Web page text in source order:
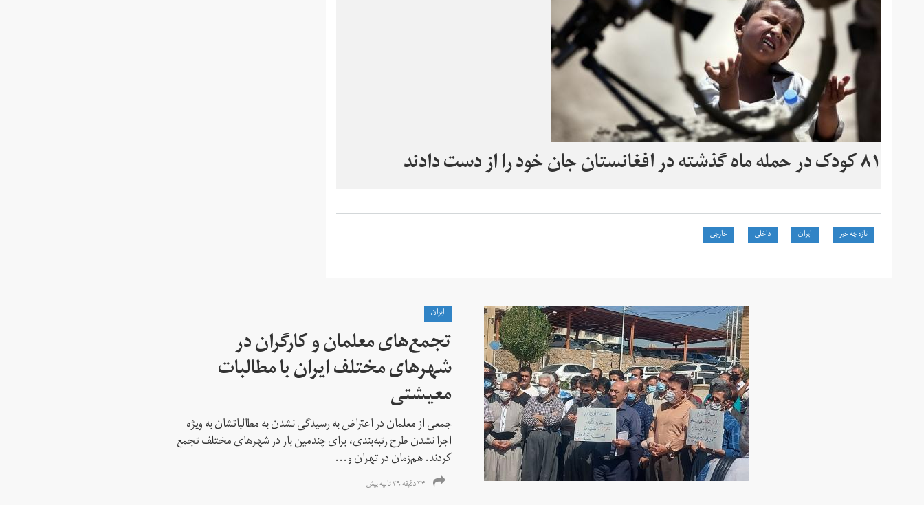
۸۱ کودک در حمله ماه گذشته در افغانستان جان خود را از دست دادند
تازه چه خبر ایران داخلی خارجی
ايران
تجمع‌های معلمان و کارگران در
شهرهای مختلف ایران با مطالبات
معیشتی
جمعی از معلمان در اعتراض به رسیدگی نشدن به مطالباتشان به ویژه
اجرا نشدن طرح رتبه‌بندی، برای چندمین بار در شهرهای مختلف تجمع
کردند. هم‌زمان در تهران و...
۳۴ دقیقه ۳۹ ثانیه پیش